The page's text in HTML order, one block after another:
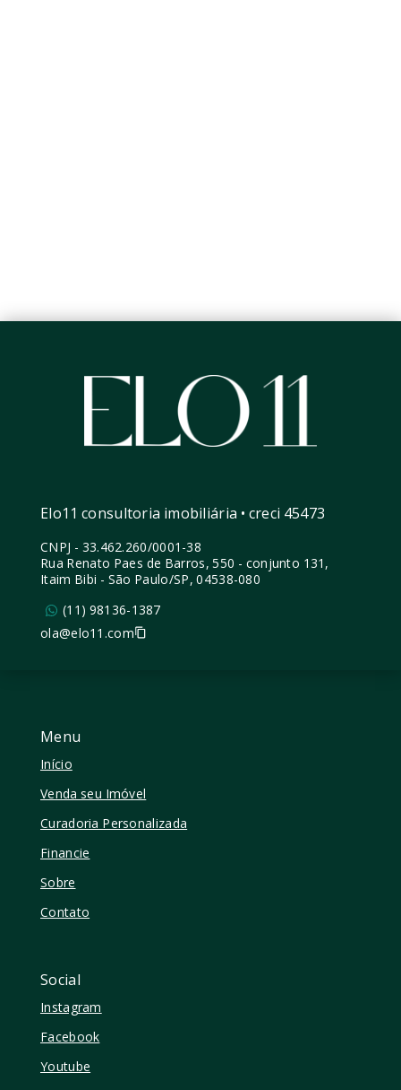
Menu
Início
Venda seu Imóvel
Curadoria Personalizada
Financie
Sobre
Contato
Social
Instagram
Facebook
Youtube
Elo11 consultoria imobiliária • creci 45473
CNPJ - 33.462.260/0001-38
Rua Renato Paes de Barros, 550 - conjunto 131,
Itaim Bibi - São Paulo/SP, 04538-080
(11) 98136-1387
ola@elo11.com